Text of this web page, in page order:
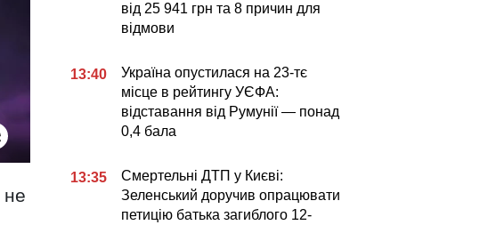
не
від 25 941 грн та 8 причин для
відмови
13:40
Україна опустилася на 23-тє
місце в рейтингу УЄФА:
відставання від Румунії — понад
0,4 бала
13:35
Смертельні ДТП у Києві:
Зеленський доручив опрацювати
петицію батька загиблого 12-